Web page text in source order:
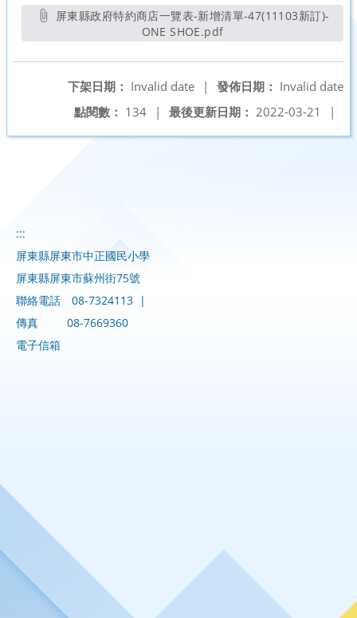
ONE SHOE.pdf另開新視窗
發佈日期： Invalid date
下架日期： Invalid date
|
最後更新日期： 2022-03-21 |
點閱數： 134 |
:::
屏東縣屏東市中正國民小學
屏東縣屏東市蘇州街75號
聯絡電話
08-7324113 |
傳真
08-7669360
電子信箱